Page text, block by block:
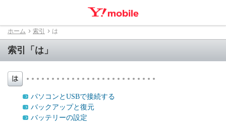
ホーム 索引 は
索引「は」
パソコンとUSBで接続する
バックアップと復元
バッテリーの設定